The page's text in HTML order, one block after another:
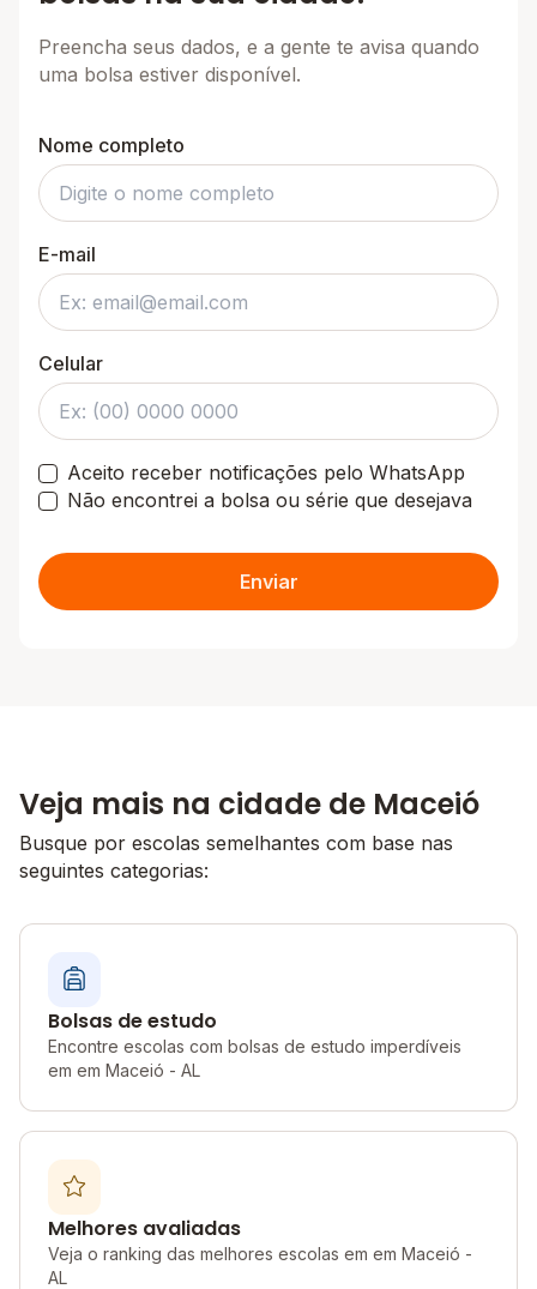
Preencha seus dados, e a gente te avisa quando
uma bolsa estiver disponível.
Nome completo
E-mail
Celular
Aceito receber notificações pelo WhatsApp
Não encontrei a bolsa ou série que desejava
Enviar
Veja mais na cidade de Maceió
Busque por escolas semelhantes com base nas
seguintes categorias:
Bolsas de estudo
Encontre escolas com bolsas de estudo imperdíveis
em em Maceió - AL
Melhores avaliadas
Veja o ranking das melhores escolas em em Maceió -
AL